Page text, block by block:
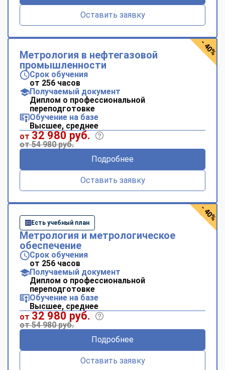
Оставить заявку
Метрология в нефтегазовой
промышленности
Срок обучения
от 256 часов
Получаемый документ
Диплом о профессиональной
переподготовке
Обучение на базе
Высшее, среднее
от 32 980 руб.
от 54 980 руб.
Подробнее
Оставить заявку
- 40%
Есть учебный план
Метрология и метрологическое
обеспечение
Срок обучения
от 256 часов
Получаемый документ
Диплом о профессиональной
переподготовке
Обучение на базе
Высшее, среднее
от 32 980 руб.
от 54 980 руб.
Подробнее
Оставить заявку
- 40%